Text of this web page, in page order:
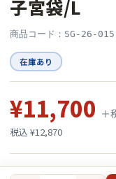
子宮袋/L
商品コード：SG-26-015
在庫あり
¥11,700 ＋
税込 ¥12,870